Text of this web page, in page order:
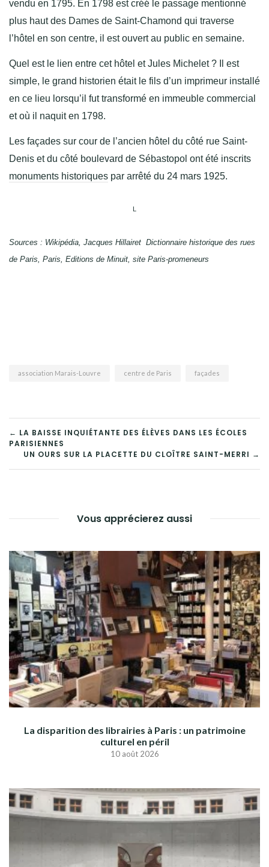
vendu en 1795. En 1798 est créé le passage mentionné
plus haut des Dames de Saint-Chamond qui traverse
l’hôtel en son centre, il est ouvert au public en semaine.
Quel est le lien entre cet hôtel et Jules Michelet ? Il est
simple, le grand historien était le fils d’un imprimeur installé
en ce lieu lorsqu’il fut transformé en immeuble commercial
et où il naquit en 1798.
Les façades sur cour de l’ancien hôtel du côté rue Saint-
Denis et du côté boulevard de Sébastopol ont été inscrits
monuments historiques par arrêté du 24 mars 1925.
L
Sources : Wikipédia, Jacques Hillairet Dictionnaire historique des rues
de Paris, Paris, Editions de Minuit, site Paris-promeneurs
association Marais-Louvre centre de Paris façades
NAVIGATION
DE
← LA BAISSE INQUIÉTANTE DES ÉLÈVES DANS LES ÉCOLES
PARISIENNES
UN OURS SUR LA PLACETTE DU CLOÎTRE SAINT-MERRI →
Vous apprécierez aussi
La disparition des librairies à Paris : un patrimoine
culturel en péril
10 août 2026